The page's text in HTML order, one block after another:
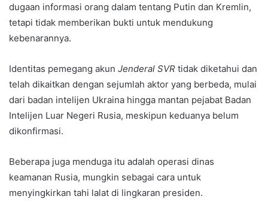
dugaan informasi orang dalam tentang Putin dan Kremlin,
tetapi tidak memberikan bukti untuk mendukung
kebenarannya.
Identitas pemegang akun Jenderal SVR tidak diketahui dan
telah dikaitkan dengan sejumlah aktor yang berbeda, mulai
dari badan intelijen Ukraina hingga mantan pejabat Badan
Intelijen Luar Negeri Rusia, meskipun keduanya belum
dikonfirmasi.
Beberapa juga menduga itu adalah operasi dinas
keamanan Rusia, mungkin sebagai cara untuk
menyingkirkan tahi lalat di lingkaran presiden.